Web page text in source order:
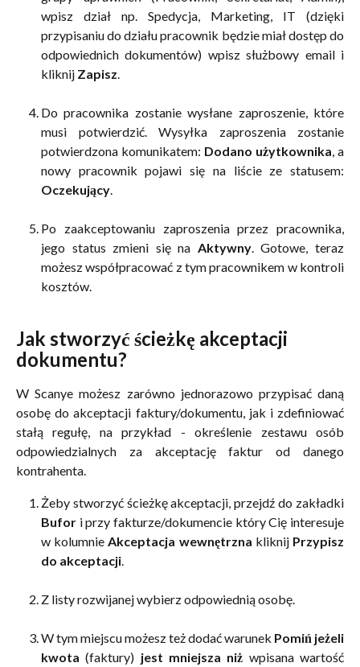
wpisz dział np. Spedycja, Marketing, IT (dzięki
przypisaniu do działu pracownik będzie miał dostęp do
odpowiednich dokumentów) wpisz służbowy email i
kliknij Zapisz
Do pracownika zostanie wysłane zaproszenie, które
musi potwierdzić. Wysyłka zaproszenia zostanie
potwierdzona komunikatem: Dodano użytkownika , a
nowy pracownik pojawi się na liście ze statusem:
Oczekujący
Po zaakceptowaniu zaproszenia przez pracownika,
jego status zmieni się na Aktywny. Gotowe, teraz
możesz współpracować z tym pracownikem w kontroli
kosztów.
Jak stworzyć ścieżkę akceptacji
dokumentu?
W Scanye możesz zarówno jednorazowo przypisać daną
osobę do akceptacji faktury/dokumentu, jak i zdefiniować
stałą regułę, na przykład - określenie zestawu osób
odpowiedzialnych za akceptację faktur od danego
kontrahenta.
Żeby stworzyć ścieżkę akceptacji, przejdź do zakładki
Bufor i przy fakturze/dokumencie który Cię interesuje
w kolumnie Akceptacja wewnętrzna kliknij Przypisz
do akceptacji
Z listy rozwijanej wybierz odpowiednią osobę.
W tym miejscu możesz też dodać warunek Pomiń jeżeli
kwota (faktury) jest mniejsza niż wpisana wartość